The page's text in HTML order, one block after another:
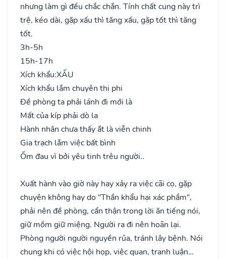
nhưng làm gì đều chắc chắn. Tính chất cung này trì
trệ, kéo dài, gặp xấu thì tăng xấu, gặp tốt thì tăng
tốt.
3h-5h
15h-17h
Xích khẩu:XẤU
Xích khẩu lắm chuyên thị phi
Đề phòng ta phải lánh đi mới là
Mất của kíp phải dò la
Hành nhân chưa thấy ắt là viễn chinh
Gia trạch lắm việc bất bình
Ốm đau vì bởi yêu tinh trêu người..
Xuất hành vào giờ này hay xảy ra việc cãi cọ, gặp
chuyện không hay do "Thần khẩu hại xác phầm",
phải nên đề phòng, cẩn thận trong lời ăn tiếng nói,
giữ mồm giữ miệng. Người ra đi nên hoãn lại.
Phòng người người nguyền rủa, tránh lây bệnh. Nói
chung khi có việc hội họp, việc quan, tranh luận…